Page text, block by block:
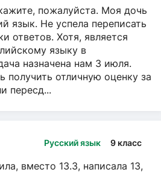
пожалуйста. Моя дочь
язык. Не успела переписать
ответов. Хотя, является
языку в
назначена нам 3 июля.
получить отличную оценку за
пересд...
Русский язык 9 класс
вместо 13.3, написала 13,